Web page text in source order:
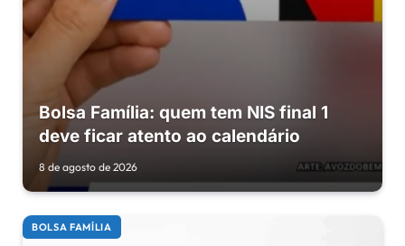
Bolsa Família: quem tem NIS final 1
deve ficar atento ao calendário
8 de agosto de 2026
BOLSA FAMÍLIA